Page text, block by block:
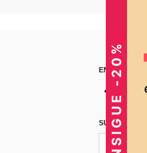
SUSCRÍBETE
CONSIGUE -20%